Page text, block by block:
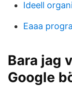
Ideell
Eaaa
Bara jag
Google